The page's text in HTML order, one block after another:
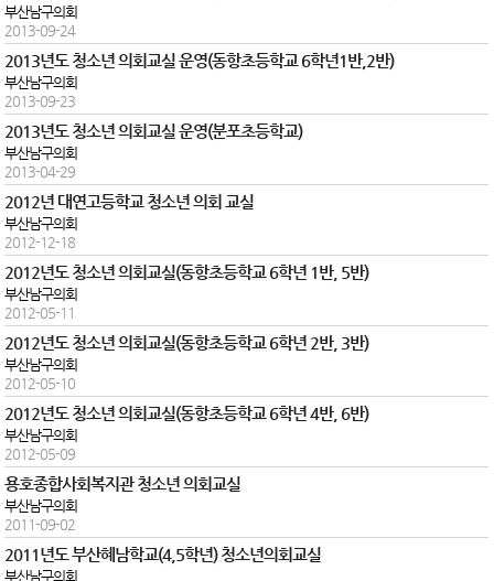
부산남구의회
2013-09-24
2013년도 청소년 의회교실 운영(동항초등학교 6학년1반,2반)
부산남구의회
2013-09-23
2013년도 청소년 의회교실 운영(분포초등학교)
부산남구의회
2013-04-29
2012년 대연고등학교 청소년 의회 교실
부산남구의회
2012-12-18
2012년도 청소년 의회교실(동항초등학교 6학년 1반, 5반)
부산남구의회
2012-05-11
2012년도 청소년 의회교실(동항초등학교 6학년 2반, 3반)
부산남구의회
2012-05-10
2012년도 청소년 의회교실(동항초등학교 6학년 4반, 6반)
부산남구의회
2012-05-09
용호종합사회복지관 청소년 의회교실
부산남구의회
2011-09-02
2011년도 부산혜남학교(4,5학년) 청소년의회교실
부산남구의회